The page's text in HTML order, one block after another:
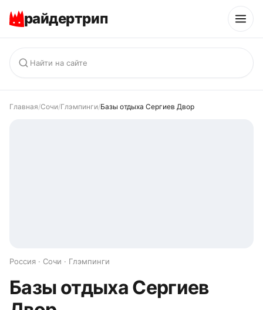
райдертрип
Главная/Сочи/Глэмпинги/Базы отдыха Сергиев Двор
Россия · Сочи · Глэмпинги
Базы отдыха Сергиев